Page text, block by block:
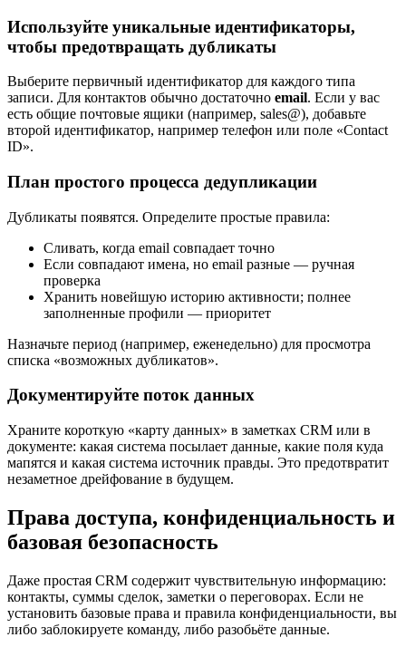
Используйте уникальные идентификаторы,
чтобы предотвращать дубликаты
Выберите первичный идентификатор для каждого типа
записи. Для контактов обычно достаточно email. Если у вас
есть общие почтовые ящики (например, sales@), добавьте
второй идентификатор, например телефон или поле «Contact
ID».
План простого процесса дедупликации
Дубликаты появятся. Определите простые правила:
Сливать, когда email совпадает точно
Если совпадают имена, но email разные — ручная
проверка
Хранить новейшую историю активности; полнее
заполненные профили — приоритет
Назначьте период (например, еженедельно) для просмотра
списка «возможных дубликатов».
Документируйте поток данных
Храните короткую «карту данных» в заметках CRM или в
документе: какая система посылает данные, какие поля куда
мапятся и какая система источник правды. Это предотвратит
незаметное дрейфование в будущем.
Права доступа, конфиденциальность и
базовая безопасность
Даже простая CRM содержит чувствительную информацию:
контакты, суммы сделок, заметки о переговорах. Если не
установить базовые права и правила конфиденциальности, вы
либо заблокируете команду, либо разобьёте данные.